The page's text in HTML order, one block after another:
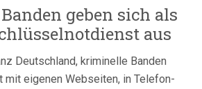
geben sich als
aus
Deutschland, kriminelle Banden
mit eigenen Webseiten, in Telefon-